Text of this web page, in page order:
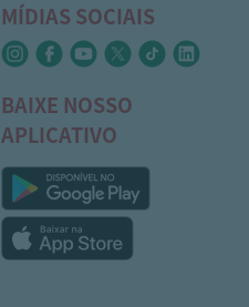
MÍDIAS SOCIAIS
BAIXE NOSSO
APLICATIVO